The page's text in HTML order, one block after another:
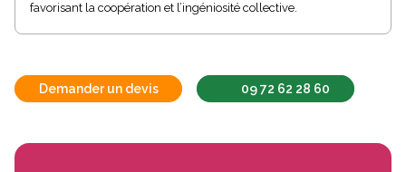
favorisant la coopération et l’ingéniosité collective.
Demander un devis 09 72 62 28 60